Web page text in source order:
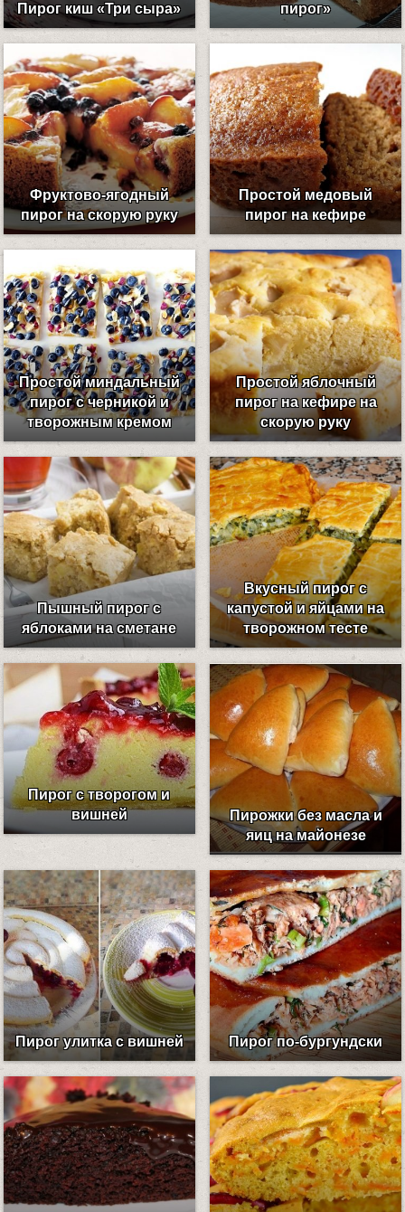
Пирог киш «Три сыра»
пирог»
Фруктово-ягодный
пирог на скорую руку
Простой медовый
пирог на кефире
Простой миндальный
пирог с черникой и
творожным кремом
Простой яблочный
пирог на кефире на
скорую руку
Пышный пирог с
яблоками на сметане
Вкусный пирог с
капустой и яйцами на
творожном тесте
Пирог с творогом и
вишней
Пирожки без масла и
яиц на майонезе
Пирог улитка с вишней Пирог по-бургундски